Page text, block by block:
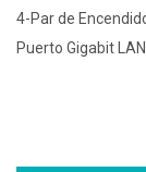
4-Par de
Puerto Gigabit